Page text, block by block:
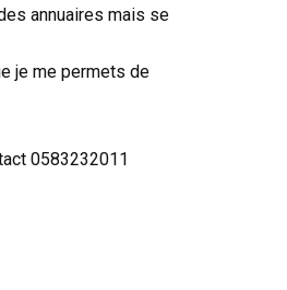
annuaires mais se
je me permets de
0583232011